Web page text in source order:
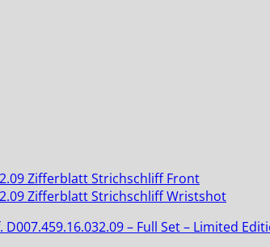
– Full Set – Limited